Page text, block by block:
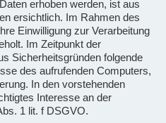
erhoben werden, ist aus
ersichtlich. Im Rahmen des
Einwilligung zur Verarbeitung
Im Zeitpunkt der
Sicherheitsgründen folgende
des aufrufenden Computers,
In den vorstehenden
Interesse an der
1 lit. f DSGVO.